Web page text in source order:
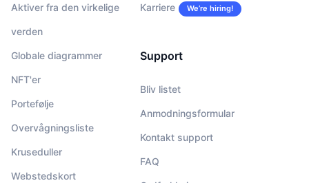
Aktiver fra den virkelige
verden
Globale diagrammer
NFT'er
Portefølje
Overvågningsliste
Kruseduller
Webstedskort
Karriere We’re hiring!
Support
Bliv listet
Anmodningsformular
Kontakt support
FAQ